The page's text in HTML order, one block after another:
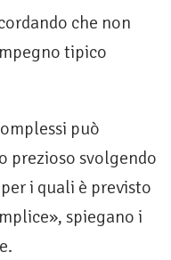
che non
tipico
può
prezioso svolgendo
i quali è previsto
spiegano i